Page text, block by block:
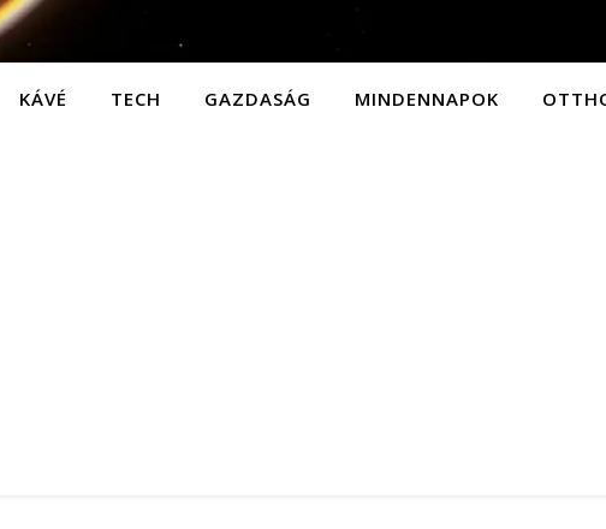
KÁVÉ TECH GAZDASÁG MINDENNAPOK